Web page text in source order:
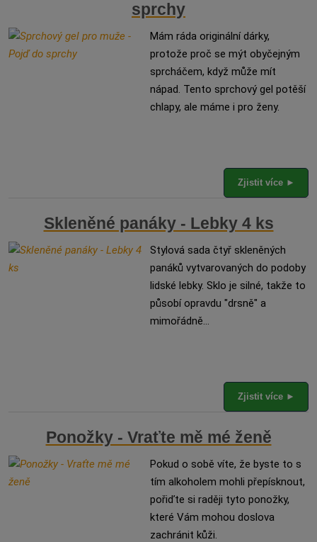
sprchy
Mám ráda originální dárky,
protože proč se mýt obyčejným
sprcháčem, když může mít
nápad. Tento sprchový gel potěší
chlapy, ale máme i pro ženy.
Zjistit více ►
Skleněné panáky - Lebky 4 ks
Stylová sada čtyř skleněných
panáků vytvarovaných do podoby
lidské lebky. Sklo je silné, takže to
působí opravdu "drsně" a
mimořádně...
Zjistit více ►
Ponožky - Vraťte mě mé ženě
Pokud o sobě víte, že byste to s
tím alkoholem mohli přepísknout,
pořiďte si raději tyto ponožky,
které Vám mohou doslova
zachránit kůži.